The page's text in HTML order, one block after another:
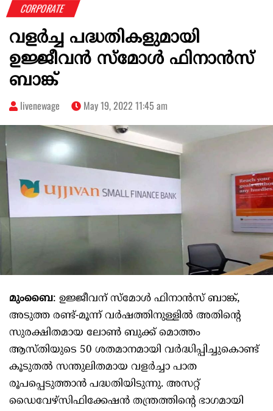
CORPORATE
വളർച്ച പദ്ധതികളുമായി
ഉജ്ജീവൻ സ്മോൾ ഫിനാൻസ്
ബാങ്ക്
livenewage May 19, 2022 11:45 am
മുംബൈ: ഉജ്ജീവന് സ്മോൾ ഫിനാൻസ് ബാങ്ക്,
അടുത്ത രണ്ട്-മൂന്ന് വർഷത്തിനുള്ളിൽ അതിന്റെ
സുരക്ഷിതമായ ലോൺ ബുക്ക് മൊത്തം
ആസ്തിയുടെ 50 ശതമാനമായി വർദ്ധിപ്പിച്ചുകൊണ്ട്
കൂടുതൽ സന്തുലിതമായ വളർച്ചാ പാത
രൂപപ്പെടുത്താൻ പദ്ധതിയിടുന്നു. അസറ്റ്
ഡൈവേഴ്സിഫിക്കേഷൻ തന്ത്രത്തിന്റെ ഭാഗമായി